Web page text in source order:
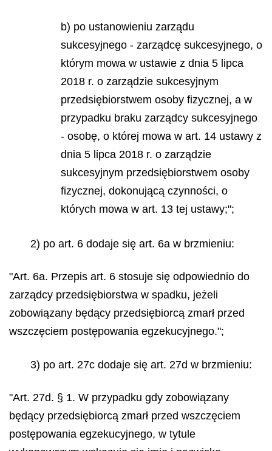
b) po ustanowieniu zarządu
sukcesyjnego - zarządcę sukcesyjnego, o
którym mowa w ustawie z dnia 5 lipca
2018 r. o zarządzie sukcesyjnym
przedsiębiorstwem osoby fizycznej, a w
przypadku braku zarządcy sukcesyjnego
- osobę, o której mowa w art. 14 ustawy z
dnia 5 lipca 2018 r. o zarządzie
sukcesyjnym przedsiębiorstwem osoby
fizycznej, dokonującą czynności, o
których mowa w art. 13 tej ustawy;";
2) po art. 6 dodaje się art. 6a w brzmieniu:
"Art. 6a. Przepis art. 6 stosuje się odpowiednio do
zarządcy przedsiębiorstwa w spadku, jeżeli
zobowiązany będący przedsiębiorcą zmarł przed
wszczęciem postępowania egzekucyjnego.";
3) po art. 27c dodaje się art. 27d w brzmieniu:
"Art. 27d. § 1. W przypadku gdy zobowiązany
będący przedsiębiorcą zmarł przed wszczęciem
postępowania egzekucyjnego, w tytule